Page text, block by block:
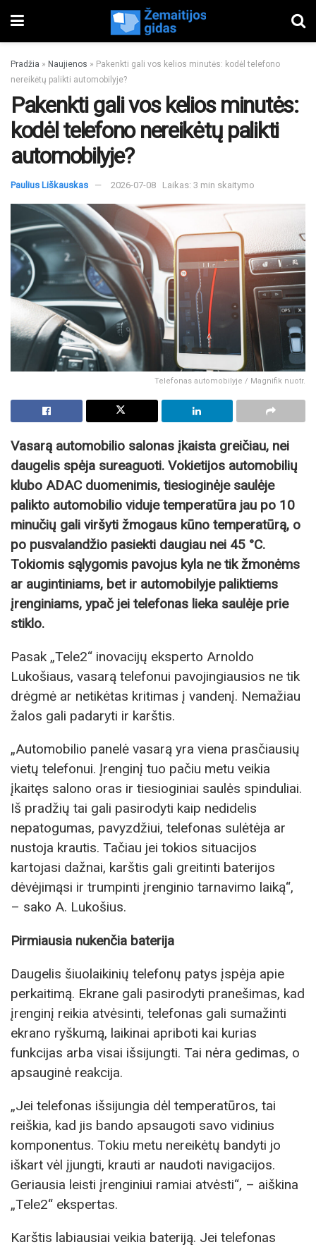
Pradžia » Naujienos » Pakenkti gali vos kelios minutės: kodėl telefono
nereikėtų palikti automobilyje?
Pakenkti gali vos kelios minutės:
kodėl telefono nereikėtų palikti
automobilyje?
Paulius Liškauskas 2026-07-08 Laikas: 3 min skaitymo
Telefonas automobilyje / Magnifik nuotr.
Vasarą automobilio salonas įkaista greičiau, nei
daugelis spėja sureaguoti. Vokietijos automobilių
klubo ADAC duomenimis, tiesioginėje saulėje
palikto automobilio viduje temperatūra jau po 10
minučių gali viršyti žmogaus kūno temperatūrą, o
po pusvalandžio pasiekti daugiau nei 45 °C.
Tokiomis sąlygomis pavojus kyla ne tik žmonėms
ar augintiniams, bet ir automobilyje paliktiems
įrenginiams, ypač jei telefonas lieka saulėje prie
stiklo.
Pasak „Tele2“ inovacijų eksperto Arnoldo
Lukošiaus, vasarą telefonui pavojingiausios ne tik
drėgmė ar netikėtas kritimas į vandenį. Nemažiau
žalos gali padaryti ir karštis.
„Automobilio panelė vasarą yra viena prasčiausių
vietų telefonui. Įrenginį tuo pačiu metu veikia
įkaitęs salono oras ir tiesioginiai saulės spinduliai.
Iš pradžių tai gali pasirodyti kaip nedidelis
nepatogumas, pavyzdžiui, telefonas sulėtėja ar
nustoja krautis. Tačiau jei tokios situacijos
kartojasi dažnai, karštis gali greitinti baterijos
dėvėjimąsi ir trumpinti įrenginio tarnavimo laiką“,
– sako A. Lukošius.
Pirmiausia nukenčia baterija
Daugelis šiuolaikinių telefonų patys įspėja apie
perkaitimą. Ekrane gali pasirodyti pranešimas, kad
įrenginį reikia atvėsinti, telefonas gali sumažinti
ekrano ryškumą, laikinai apriboti kai kurias
funkcijas arba visai išsijungti. Tai nėra gedimas, o
apsauginė reakcija.
„Jei telefonas išsijungia dėl temperatūros, tai
reiškia, kad jis bando apsaugoti savo vidinius
komponentus. Tokiu metu nereikėtų bandyti jo
iškart vėl įjungti, krauti ar naudoti navigacijos.
Geriausia leisti įrenginiui ramiai atvėsti“, – aiškina
„Tele2“ ekspertas.
Karštis labiausiai veikia bateriją. Jei telefonas